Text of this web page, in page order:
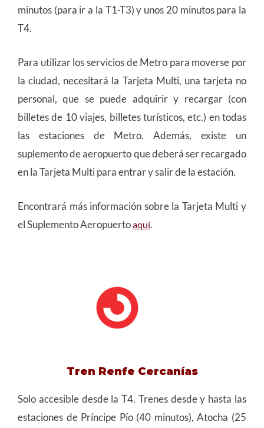
minutos (para ir a la T1-T3) y unos 20 minutos para la
T4.
Para utilizar los servicios de Metro para moverse por
la ciudad, necesitará la Tarjeta Multi, una tarjeta no
personal, que se puede adquirir y recargar (con
billetes de 10 viajes, billetes turísticos, etc.) en todas
las estaciones de Metro. Además, existe un
suplemento de aeropuerto que deberá ser recargado
en la Tarjeta Multi para entrar y salir de la estación.
Encontrará más información sobre la Tarjeta Multi y
el Suplemento Aeropuertoaquí.
Tren Renfe Cercanías
Solo accesible desde la T4. Trenes desde y hasta las
estaciones de Príncipe Pío (40 minutos), Atocha (25